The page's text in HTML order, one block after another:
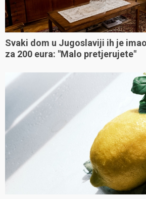
Svaki dom u Jugoslaviji ih je
za 200 eura: "Malo pretjerujete"